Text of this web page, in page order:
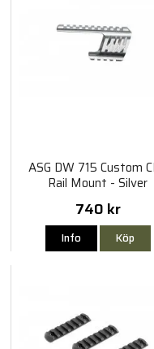
ASG DW 715 Custom
Rail Mount - Silver
740 kr
Info Köp